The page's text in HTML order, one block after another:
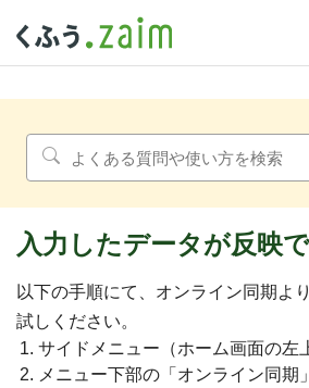
入力したデータが反映
以下の手順にて、オンライン同期よ
試しください。
サイドメニュー（ホーム画面の左
メニュー下部の「オンライン同期